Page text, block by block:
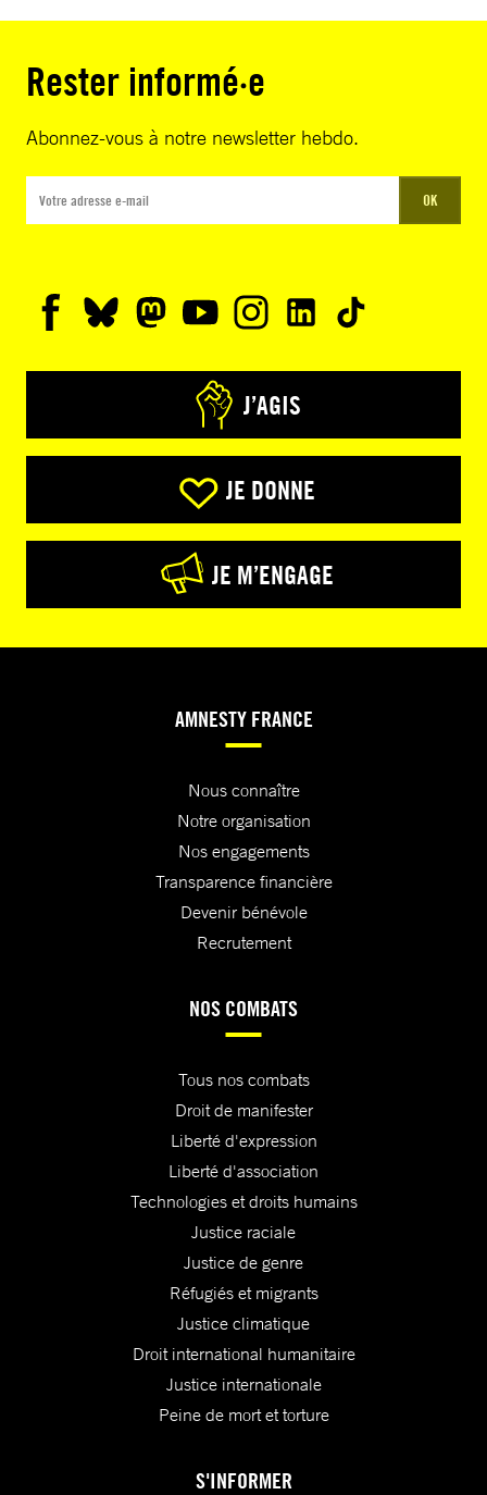
Rester informé·e
Abonnez-vous à notre newsletter hebdo.
OK
J’AGIS
JE DONNE
JE M’ENGAGE
AMNESTY FRANCE
Nous connaître
Notre organisation
Nos engagements
Transparence financière
Devenir bénévole
Recrutement
NOS COMBATS
Tous nos combats
Droit de manifester
Liberté d'expression
Liberté d'association
Technologies et droits humains
Justice raciale
Justice de genre
Réfugiés et migrants
Justice climatique
Droit international humanitaire
Justice internationale
Peine de mort et torture
S'INFORMER